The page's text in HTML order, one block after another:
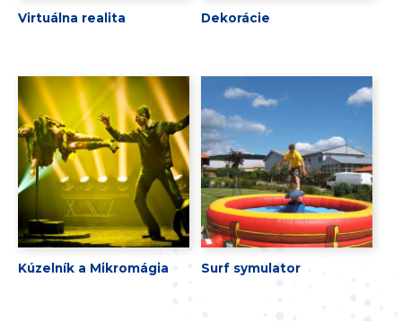
Virtuálna realita Dekorácie
Kúzelník a Mikromágia Surf symulator